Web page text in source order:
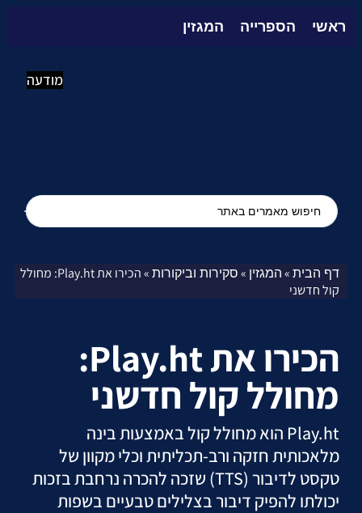
ראשי הספרייה המגזין
מודעה
דף הבית»המגזין »סקירות וביקורות»
הכירו את Play.ht: מחולל
קול חדשני
הכירו את Play.ht:
מחולל קול חדשני
Play.ht הוא מחולל קול באמצעות בינה
מלאכותית חזקה ורב-תכליתית וכלי מקוון של
טקסט לדיבור (TTS) שזכה להכרה נרחבת בזכות
יכולתו להפיק דיבור בצלילים טבעיים בשפות